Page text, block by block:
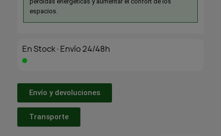
espacios.
En Stock·Envío 24/48h
Envío y devoluciones
Transporte